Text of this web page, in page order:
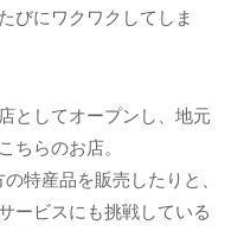
びにワクワクしてしま
としてオープンし、地元
ちらのお店。
特産品を販売したりと、
ービスにも挑戦している